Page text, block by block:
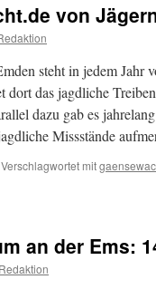
senkt
Schutzstatus
von
steht in jedem Jahr
dort das jagdliche
dazu gab es
Missstände
Verschlagwortet mit
an der Ems:
Redaktion